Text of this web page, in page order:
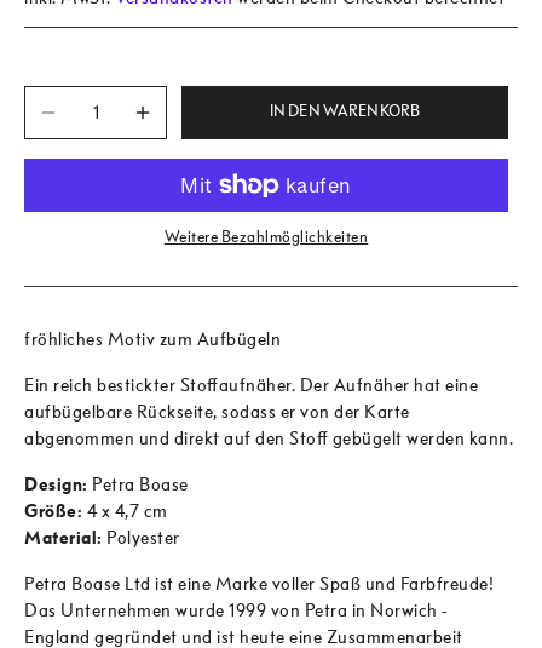
IN DEN WARENKORB
Weitere Bezahlmöglichkeiten
fröhliches Motiv zum Aufbügeln
Ein reich bestickter Stoffaufnäher. Der Aufnäher hat eine
aufbügelbare Rückseite, sodass er von der Karte
abgenommen und direkt auf den Stoff gebügelt werden kann.
Design: Petra Boase
Größe: 4 x 4,7 cm
Material: Polyester
Petra Boase Ltd ist eine Marke voller Spaß und Farbfreude!
Das Unternehmen wurde 1999 von Petra in Norwich -
England gegründet und ist heute eine Zusammenarbeit